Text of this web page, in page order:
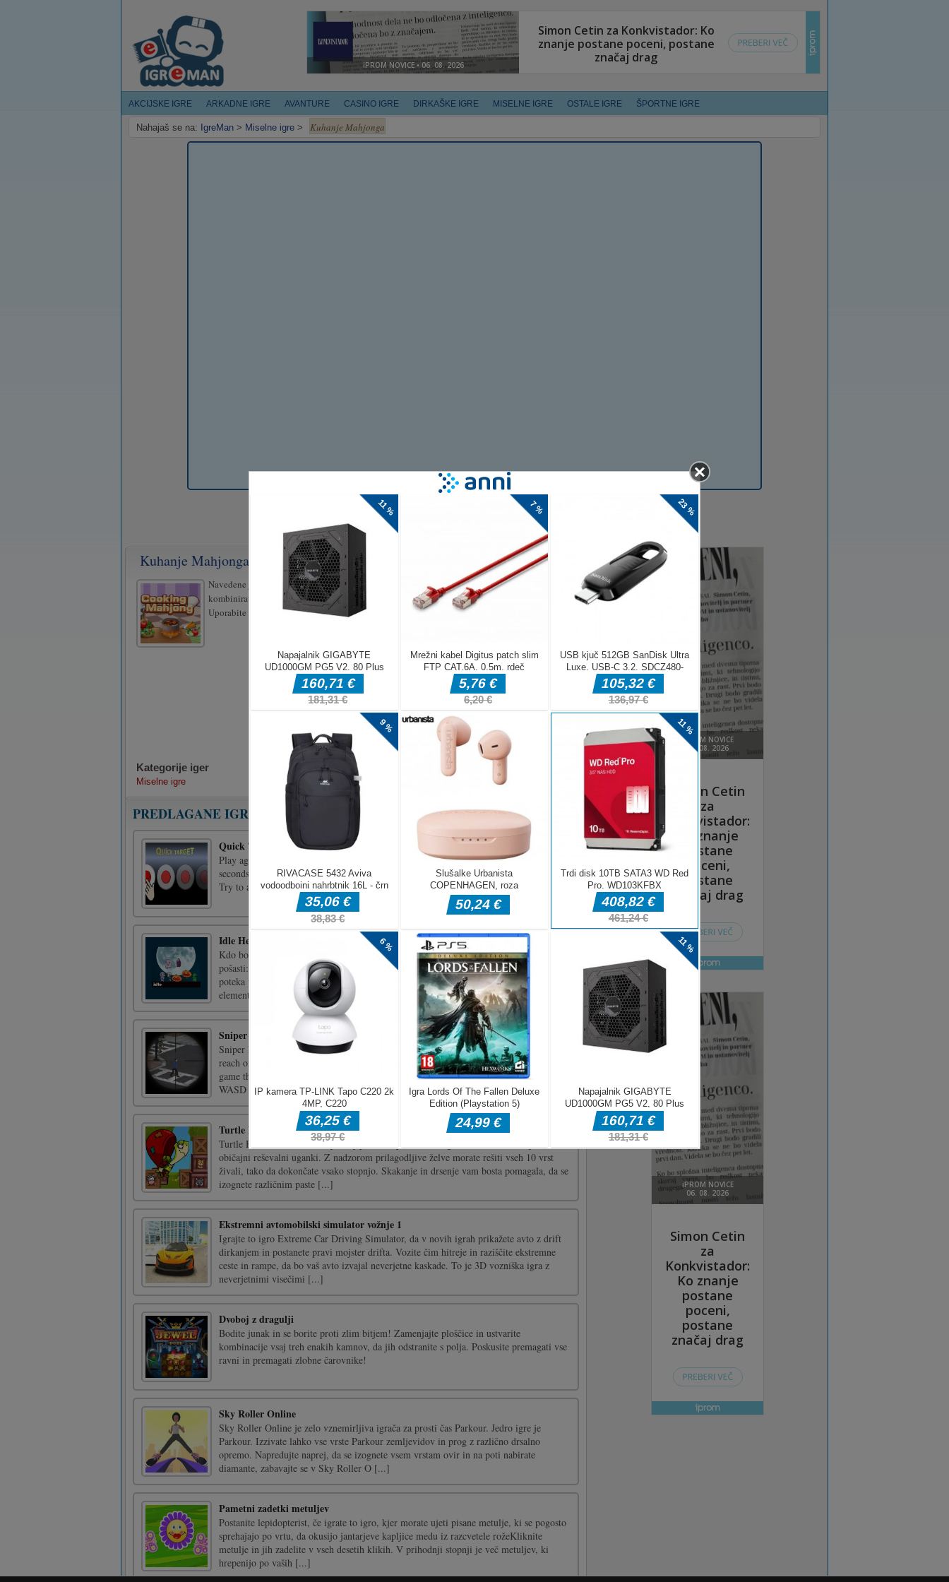
AKCIJSKE IGRE ARKADNE IGRE AVANTURE CASINO IGRE DIRKAŠKE IGRE MISELNE IGRE OSTALE IGRE ŠPORTNE IGRE
Nahajaš se na: IgreMan > Miselne igre > Kuhanje Mahjonga
Kuhanje Mahjonga
Navedene jedi kuhajte tako, da ploščice
kombinirate s pravilnimi sestavinami.
Uporabite lahko samo brezplačne ploščice.
Kategorije iger
Miselne igre
PREDLAGANE IGRE
Quick Target
Play against the time in this easy and addicting game Quick Target. You have 30
seconds for doing as many points as you can. Hit blue - orange targets for extra time.
Try to aim the center for higher points Avoid hitting danger skull.Mouse Only
Idle Helloween
Kdo bo zbral največ sladkarij za noč čarovnic!? Zberite sladkarije. Kupujte različne
pošasti: mumijo, okostnjake, vampirje itd. In zberite še več sladkarij! Celoten proces
poteka v stanju mirovanja, samo uživajte v igri, največ je za sprostitev! Igra ima
elemente klikerja.Samo mi [...]
Sniper Mission 3D
Sniper Mission 3D is fun addictive action adventure shooting game.Shoot your target to
reach on another level and you can also upgrade your weapons.If you love the shooting
game this game is for you!!Mouse left button - shoot Mouse wheel scroll - Zoom
WASD or Arrow keys- Move the [...]
Turtle Hero Animal Rescue
Turtle Hero Animal Rescue je bolj podobna pustolovski igri s stranskim drsenjem kot
običajni reševalni uganki. Z nadzorom prilagodljive želve morate rešiti vseh 10 vrst
živali, tako da dokončate vsako stopnjo. Skakanje in drsenje vam bosta pomagala, da se
izognete različnim paste [...]
Ekstremni avtomobilski simulator vožnje 1
Igrajte to igro Extreme Car Driving Simulator, da v novih igrah prikažete avto z drift
dirkanjem in postanete pravi mojster drifta. Vozite čim hitreje in raziščite ekstremne
ceste in rampe, da bo vaš avto izvajal neverjetne kaskade. To je 3D vozniška igra z
neverjetnimi visečimi [...]
Dvoboj z dragulji
Bodite junak in se borite proti zlim bitjem! Zamenjajte ploščice in ustvarite
kombinacije vsaj treh enakih kamnov, da jih odstranite s polja. Poskusite premagati vse
ravni in premagati zlobne čarovnike!
Sky Roller Online
Sky Roller Online je zelo vznemirljiva igrača za prosti čas Parkour. Jedro igre je
Parkour. Izzivate lahko vse vrste Parkour zemljevidov in prog z različno drsalno
opremo. Napredujte naprej, da se izognete vsem vrstam ovir in na poti nabirate
diamante, zabavajte se v Sky Roller O [...]
Pametni zadetki metuljev
Postanite lepidopterist, če igrate to igro, kjer morate ujeti pisane metulje, ki se pogosto
sprehajajo po vrtu, da okusijo jantarjeve kapljice medu iz razcvetele rožeKliknite
metulje in jih zadelite v vseh desetih klikih. V prihodnji stopnji je več metuljev, ki
hrepenijo po vaših [...]